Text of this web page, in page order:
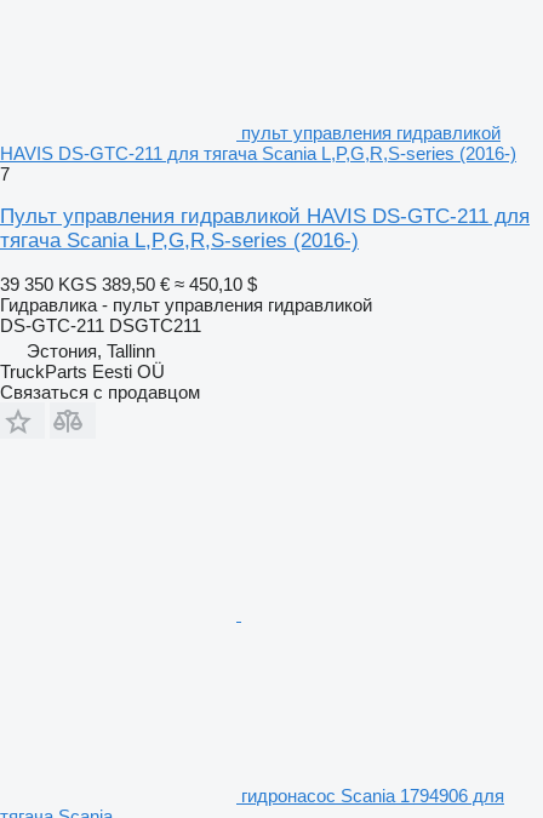
пульт управления гидравликой
HAVIS DS-GTC-211 для тягача Scania L,P,G,R,S-series (2016-)
7
Пульт управления гидравликой HAVIS DS-GTC-211 для
тягача Scania L,P,G,R,S-series (2016-)
39 350 KGS 389,50 € ≈ 450,10 $
Гидравлика - пульт управления гидравликой
DS-GTC-211 DSGTC211
Эстония, Tallinn
TruckParts Eesti OÜ
Связаться с продавцом
гидронасос Scania 1794906 для